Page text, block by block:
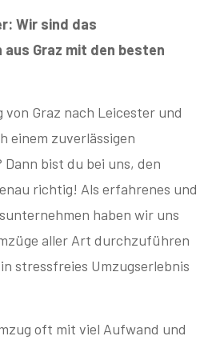
Wir sind das
Graz mit den besten
von Graz nach Leicester und
einem zuverlässigen
bist du bei uns, den
richtig! Als erfahrenes und
haben wir uns
aller Art durchzuführen
stressfreies Umzugserlebnis
oft mit viel Aufwand und